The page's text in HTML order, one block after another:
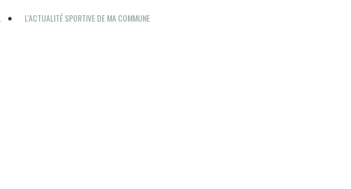
L'ACTUALITÉ SPORTIVE DE MA COMMUNE